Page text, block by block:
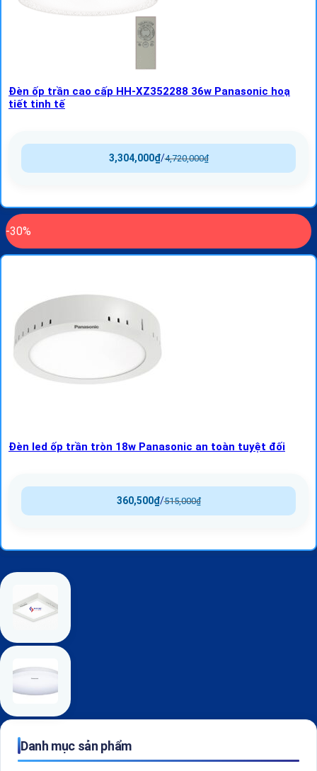
Đèn ốp trần cao cấp HH-XZ352288 36w Panasonic hoạ
tiết tinh tế
4,720,000₫
/
3,304,000₫
-30%
Đèn led ốp trần tròn 18w Panasonic an toàn tuyệt đối
515,000₫
/
360,500₫
Danh mục sản phẩm